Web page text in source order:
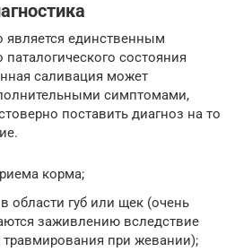
является единственным
состояния
саливация может
симптомами,
поставить диагноз на то
корма;
области губ или щек (очень
заживлению вследствие
травмирования при жевании);